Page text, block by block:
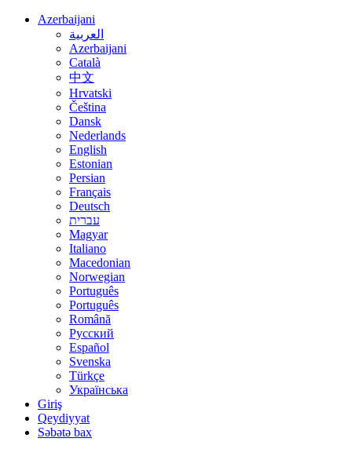
Azerbaijani
العربية
Azerbaijani
Català
中文
Hrvatski
Čeština
Dansk
Nederlands
English
Estonian
Persian
Français
Deutsch
עברית
Magyar
Italiano
Macedonian
Norwegian
Português
Português
Română
Русский
Español
Svenska
Türkçe
Українська
Giriş
Qeydiyyat
Səbətə bax